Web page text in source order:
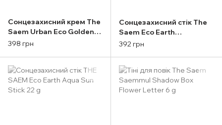
Сонцезахисний крем The
Saem Urban Eco Golden
Berry C Tone Up Sun
398 грн
Сонцезахисний стік The
Saem Eco Earth
Waterproof Sun Stick 17г
392 грн